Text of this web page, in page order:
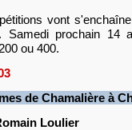
vont
Samedi prochain 14
ou 400.
de Chamalière à
Loulier